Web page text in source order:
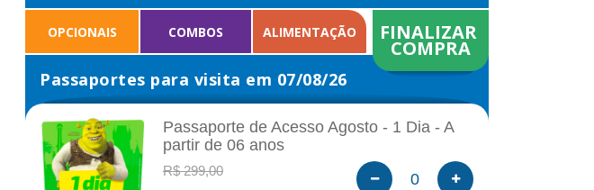
OPCIONAIS COMBOS ALIMENTAÇÃO FINALIZAR
COMPRA
Passaportes para visita em 07/08/26
INFO
Passaporte de Acesso Agosto - 1 Dia - A
partir de 06 anos
R$ 299,00
0